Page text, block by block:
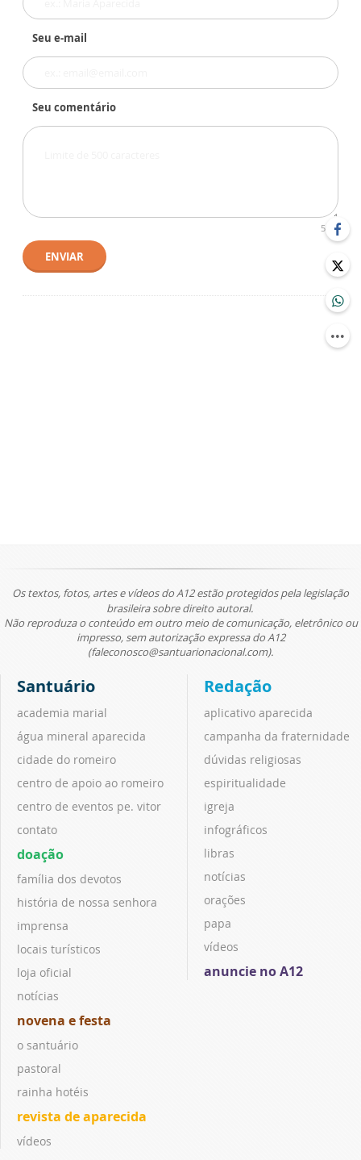
Seu e-mail
Seu comentário
500
ENVIAR
Os textos, fotos, artes e vídeos do A12 estão protegidos pela legislação
brasileira sobre direito autoral.
Não reproduza o conteúdo em outro meio de comunicação, eletrônico ou
impresso, sem autorização expressa do A12
(faleconosco@santuarionacional.com).
Santuário
academia marial
água mineral aparecida
cidade do romeiro
centro de apoio ao romeiro
centro de eventos pe. vitor
contato
doação
família dos devotos
história de nossa senhora
imprensa
locais turísticos
loja oficial
notícias
novena e festa
o santuário
pastoral
rainha hotéis
revista de aparecida
vídeos
Redação
aplicativo aparecida
campanha da fraternidade
dúvidas religiosas
espiritualidade
igreja
infográficos
libras
notícias
orações
papa
vídeos
anuncie no A12